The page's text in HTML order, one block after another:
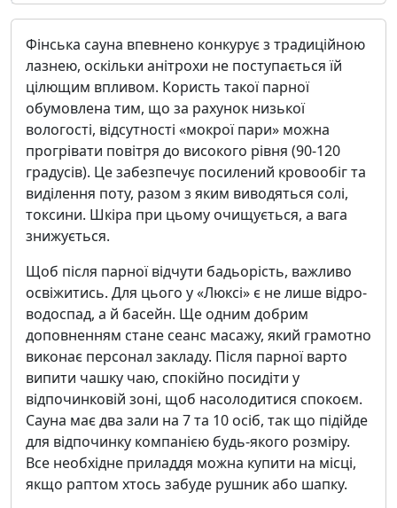
Фінська сауна впевнено конкурує з традиційною
лазнею, оскільки анітрохи не поступається їй
цілющим впливом. Користь такої парної
обумовлена тим, що за рахунок низької
вологості, відсутності «мокрої пари» можна
прогрівати повітря до високого рівня (90-120
градусів). Це забезпечує посилений кровообіг та
виділення поту, разом з яким виводяться солі,
токсини. Шкіра при цьому очищується, а вага
знижується.
Щоб після парної відчути бадьорість, важливо
освіжитись. Для цього у «Люксі» є не лише відро-
водоспад, а й басейн. Ще одним добрим
доповненням стане сеанс масажу, який грамотно
виконає персонал закладу. Після парної варто
випити чашку чаю, спокійно посидіти у
відпочинковій зоні, щоб насолодитися спокоєм.
Сауна має два зали на 7 та 10 осіб, так що підійде
для відпочинку компанією будь-якого розміру.
Все необхідне приладдя можна купити на місці,
якщо раптом хтось забуде рушник або шапку.